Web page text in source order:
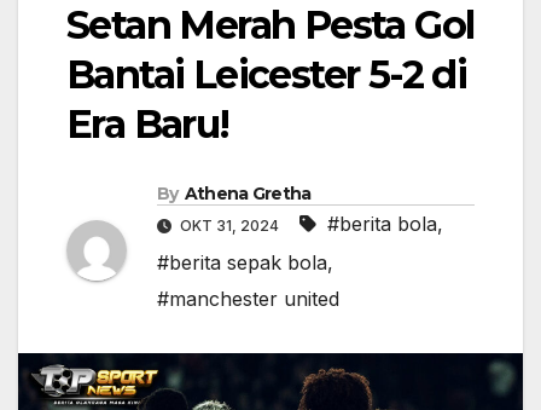
Setan Merah Pesta Gol
Bantai Leicester 5-2 di
Era Baru!
By Athena Gretha
OKT 31, 2024 #berita bola,
#berita sepak bola,
#manchester united